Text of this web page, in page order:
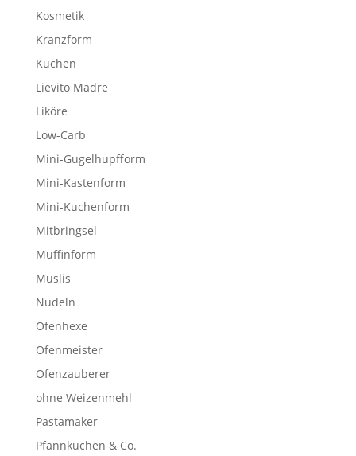
Kosmetik
Kranzform
Kuchen
Lievito Madre
Liköre
Low-Carb
Mini-Gugelhupfform
Mini-Kastenform
Mini-Kuchenform
Mitbringsel
Muffinform
Müslis
Nudeln
Ofenhexe
Ofenmeister
Ofenzauberer
ohne Weizenmehl
Pastamaker
Pfannkuchen & Co.